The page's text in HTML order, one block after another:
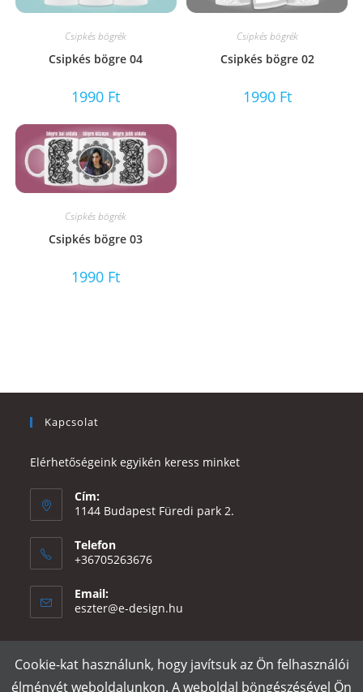
Csipkés bögrék
Csipkés bögre 04
1990 Ft
Csipkés bögrék
Csipkés bögre 02
1990 Ft
Csipkés bögrék
Csipkés bögre 03
1990 Ft
Kapcsolat
Elérhetőségeink egyikén keress minket
Cím:
1144 Budapest Füredi park 2.
Telefon
+36705263676
Email:
eszter@e-design.hu
Rólunk Szállítás és fizetés Adatvédelmi tájékoztató ÁSZF
Cookie-kat használunk, hogy javítsuk az Ön felhasználói
élményét weboldalunkon. A weboldal böngészésével Ön